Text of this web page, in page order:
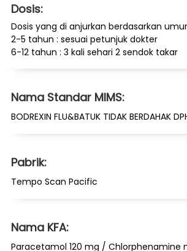
Dosis:
Dosis yang di anjurkan berdasarkan
2-5 tahun : sesuai petunjuk dokter
6-12 tahun : 3 kali sehari 2 sendok takar
Nama Standar MIMS:
BODREXIN FLU&BATUK TIDAK BERDAHAK
Pabrik:
Tempo Scan Pacific
Nama KFA:
Paracetamol 120 mg / Chlorphenamine